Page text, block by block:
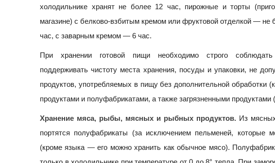
холодильнике хранят не более 12 час, пирожные и торты
магазине) с белково-взбитым кремом или фруктовой отделкой —
час, с заварным кремом — 6 час.
При хранении готовой пищи необходимо строго соблюдать
поддерживать чистоту места хранения, посуды и упаковки, не
продуктов, употребляемых в пищу без дополнительной обработки
продуктами и полуфабрикатами, а также загрязненными продуктами
Хранение мяса, рыбы, мясных и рыбных продуктов. Из
портятся полуфабрикаты (за исключением пельменей, которые
(кроме языка — его можно хранить как обычное мясо).